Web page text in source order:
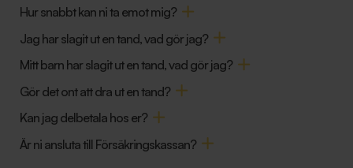
Hur snabbt kan ni ta emot mig?
Jag har slagit ut en tand, vad gör jag?
Mitt barn har slagit ut en tand, vad gör jag?
Gör det ont att dra ut en tand?
Kan jag delbetala hos er?
Är ni ansluta till Försäkringskassan?